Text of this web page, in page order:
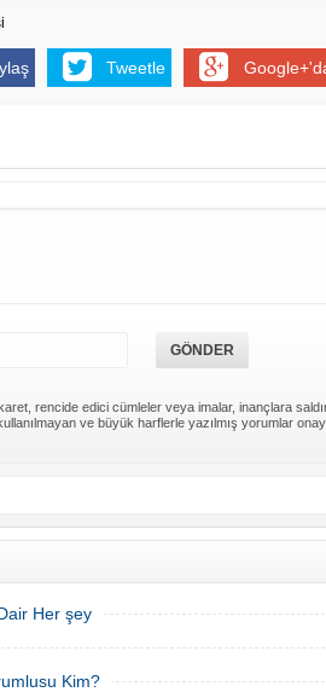
Tweetle
rencide edici cümleler veya imalar, inançlara
ve büyük harflerle yazılmış yorumlar
Her şey
Kim?